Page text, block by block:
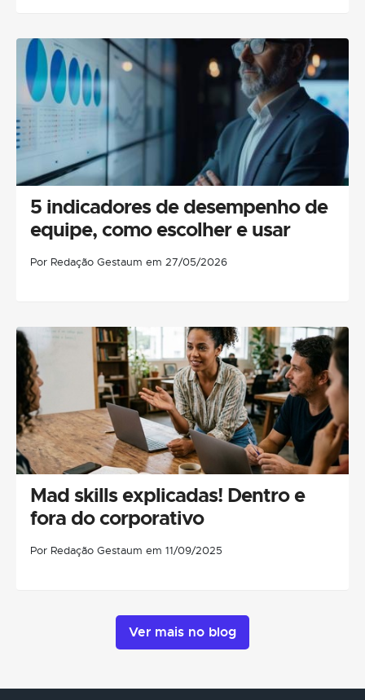
5 indicadores de desempenho de
equipe, como escolher e usar
Por Redação Gestaum em 27/05/2026
Mad skills explicadas! Dentro e
fora do corporativo
Por Redação Gestaum em 11/09/2025
Ver mais no blog